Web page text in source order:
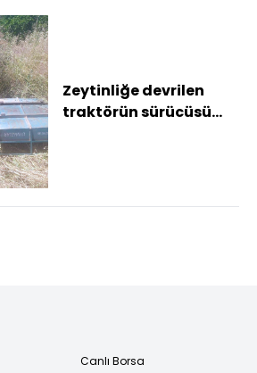
Zeytinliğe devrilen
traktörün sürücüsü
Canlı Borsa